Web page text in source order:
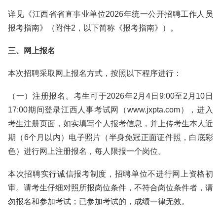
详见《江西省省直事业单位2026年统一公开招聘工作人员
报考指南》（附件2，以下简称《报考指南》）。
三、网上报名
本次招聘采取网上报名方式，按照以下程序进行：
（一）注册报名。考生可于2026年2月4日9:00至2月10日
17:00期间登录江西人事考试网（www.jxpta.com），进入
考生注册页面，如实填写个人报考信息，并上传考生本人近
期（6个月以内）电子照片（半身免冠正面证件照，白底彩
色）进行网上注册报名，每人限报一个岗位。
本次招聘实行诚信报考制度，招聘单位不进行网上资格初
审。请考生仔细对照所报岗位条件，不符合岗位条件者，请
勿报名和参加考试；已参加考试的，成绩一律无效。